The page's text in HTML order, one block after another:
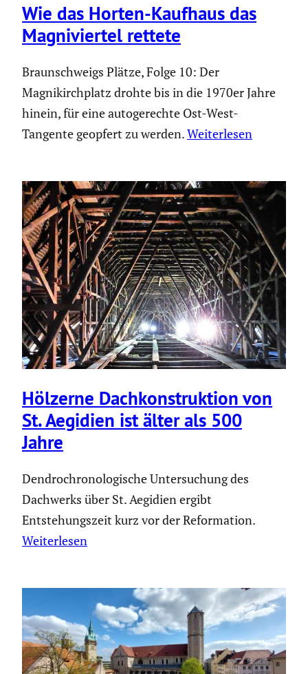
Wie das Horten-Kaufhaus das
Magni­viertel rettete
Braunschweigs Plätze, Folge 10: Der
Magnikirchplatz drohte bis in die 1970er Jahre
hinein, für eine autogerechte Ost-West-
Tangente geopfert zu werden.Weiterlesen
Hölzerne Dachkon­struk­tion von
St. Aegidien ist älter als 500
Jahre
Dendrochronologische Untersuchung des
Dachwerks über St. Aegidien ergibt
Entstehungszeit kurz vor der Reformation.
Weiterlesen